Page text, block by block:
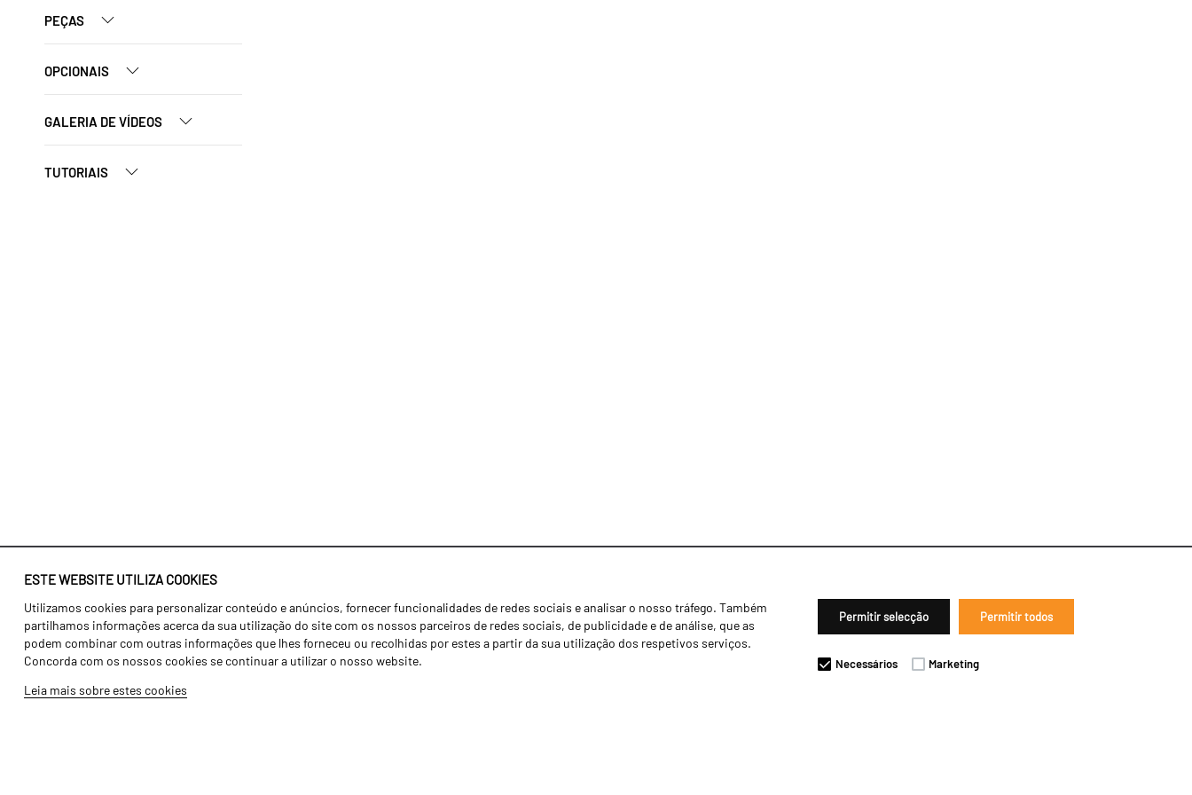
ESTE WEBSITE UTILIZA COOKIES
Utilizamos cookies para personalizar conteúdo e anúncios, fornecer funcionalidades de redes sociais e analisar o nosso tráfego. Também
partilhamos informações acerca da sua utilização do site com os nossos parceiros de redes sociais, de publicidade e de análise, que as
podem combinar com outras informações que lhes forneceu ou recolhidas por estes a partir da sua utilização dos respetivos serviços.
Concorda com os nossos cookies se continuar a utilizar o nosso website.
Leia mais sobre estes cookies
Permitir selecção Permitir todos
Necessários Marketing
PEÇAS
OPCIONAIS
GALERIA DE VÍDEOS
TUTORIAIS
Identidade
História
Fábrica / Produção
Recursos Humanos
Agricultura
Transportes
Gama Floresta
Notícias
Concessionários